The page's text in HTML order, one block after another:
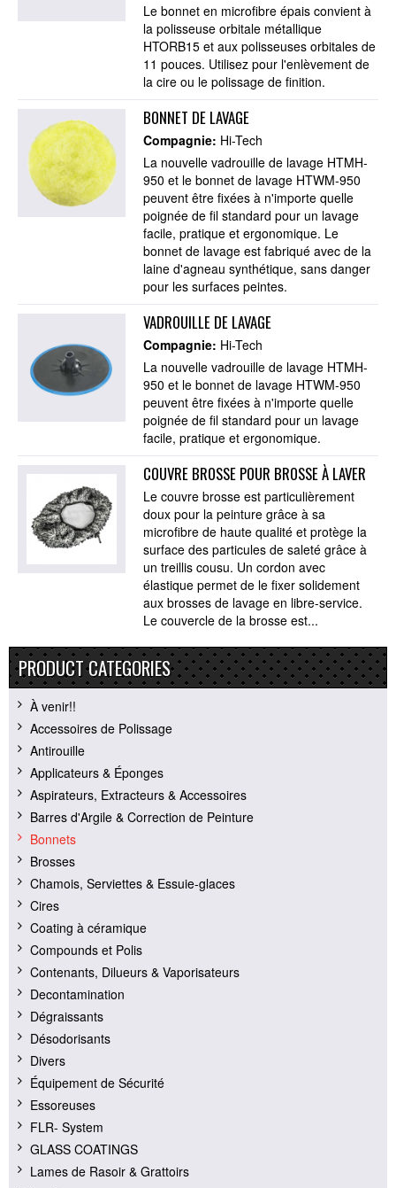
Le bonnet en microfibre épais convient à
la polisseuse orbitale métallique
HTORB15 et aux polisseuses orbitales de
11 pouces. Utilisez pour l'enlèvement de
la cire ou le polissage de finition.
BONNET DE LAVAGE
Compagnie: Hi-Tech
La nouvelle vadrouille de lavage HTMH-
950 et le bonnet de lavage HTWM-950
peuvent être fixées à n'importe quelle
poignée de fil standard pour un lavage
facile, pratique et ergonomique. Le
bonnet de lavage est fabriqué avec de la
laine d'agneau synthétique, sans danger
pour les surfaces peintes.
VADROUILLE DE LAVAGE
Compagnie: Hi-Tech
La nouvelle vadrouille de lavage HTMH-
950 et le bonnet de lavage HTWM-950
peuvent être fixées à n'importe quelle
poignée de fil standard pour un lavage
facile, pratique et ergonomique.
COUVRE BROSSE POUR BROSSE À LAVER
Le couvre brosse est particulièrement
doux pour la peinture grâce à sa
microfibre de haute qualité et protège la
surface des particules de saleté grâce à
un treillis cousu. Un cordon avec
élastique permet de le fixer solidement
aux brosses de lavage en libre-service.
Le couvercle de la brosse est...
PRODUCT CATEGORIES
À venir!!
Accessoires de Polissage
Antirouille
Applicateurs & Éponges
Aspirateurs, Extracteurs & Accessoires
Barres d'Argile & Correction de Peinture
Bonnets
Brosses
Chamois, Serviettes & Essuie-glaces
Cires
Coating à céramique
Compounds et Polis
Contenants, Dilueurs & Vaporisateurs
Decontamination
Dégraissants
Désodorisants
Divers
Équipement de Sécurité
Essoreuses
FLR- System
GLASS COATINGS
Lames de Rasoir & Grattoirs